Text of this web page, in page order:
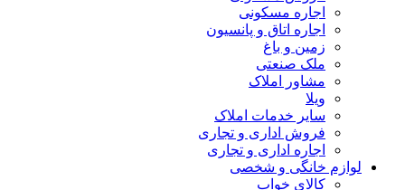
اجاره مسکونی
اجاره اتاق و پانسیون
زمین و باغ
ملک صنعتی
مشاور املاک
ویلا
سایر خدمات املاک
فروش اداری و تجاری
اجاره اداری و تجاری
لوازم خانگی و شخصی
کالای خواب